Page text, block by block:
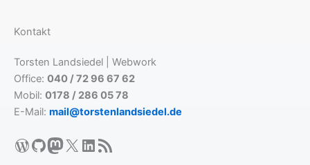
Kontakt
Torsten Landsiedel | Webwork
Office: 040 / 72 96 67 62
Mobil: 0178 / 286 05 78
E-Mail: mail@torstenlandsiedel.de
WordPress
GitHub
Mastodon
X LinkedIn
RSS-Feed